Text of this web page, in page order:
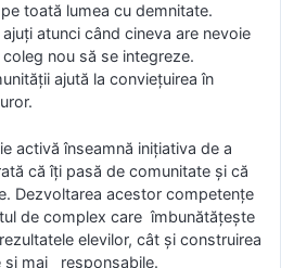
toată lumea cu demnitate.
atunci când cineva are nevoie
nou să se integreze.
ajută la convieţuirea în
activă înseamnă iniţiativa de a
că îţi pasă de comunitate şi că
Dezvoltarea acestor competenţe
de complex care îmbunătăţeşte
elevilor, cât și construirea
şi mai responsabile.